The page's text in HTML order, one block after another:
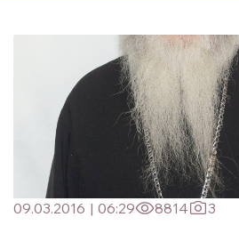
09.03.2016 | 06:29 8814
3